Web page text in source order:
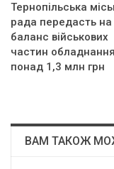
Тернопільська
рада передасть на
баланс військових
частин
понад 1,3 млн грн
ВАМ ТАКОЖ